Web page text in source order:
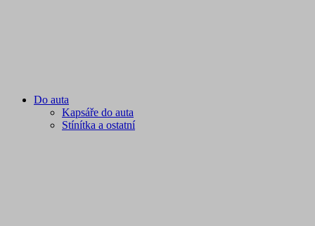
Do auta
Kapsáře do auta
Stínítka a ostatní